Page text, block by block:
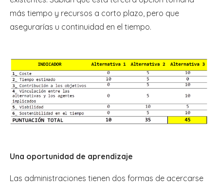
más tiempo y recursos a corto plazo, pero que
asegurarías u continuidad en el tiempo.
Una oportunidad de aprendizaje
Las administraciones tienen dos formas de acercarse